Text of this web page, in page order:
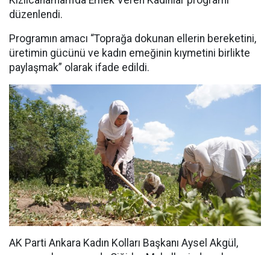
düzenlendi.
Programın amacı “Toprağa dokunan ellerin bereketini,
üretimin gücünü ve kadın emeğinin kıymetini birlikte
paylaşmak” olarak ifade edildi.
AK Parti Ankara Kadın Kolları Başkanı Aysel Akgül,